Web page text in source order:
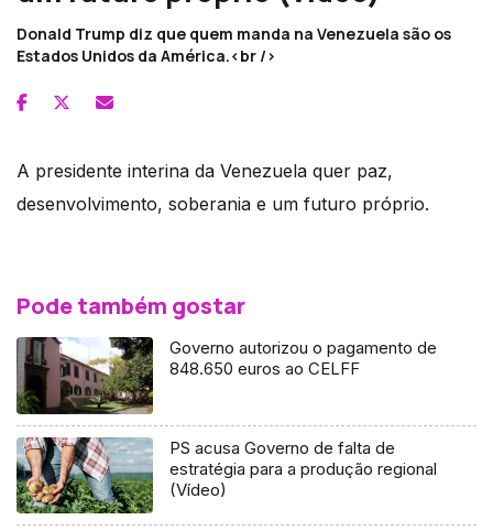
Donald Trump diz que quem manda na Venezuela são os
Estados Unidos da América.<br />
A presidente interina da Venezuela quer paz,
desenvolvimento, soberania e um futuro próprio.
Pode também gostar
Governo autorizou o pagamento de
848.650 euros ao CELFF
PS acusa Governo de falta de
estratégia para a produção regional
(Vídeo)